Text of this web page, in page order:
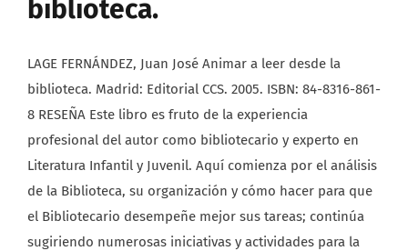
biblioteca.
LAGE FERNÁNDEZ, Juan José Animar a leer desde la
biblioteca. Madrid: Editorial CCS. 2005. ISBN: 84-8316-861-
8 RESEÑA Este libro es fruto de la experiencia
profesional del autor como bibliotecario y experto en
Literatura Infantil y Juvenil. Aquí comienza por el análisis
de la Biblioteca, su organización y cómo hacer para que
el Bibliotecario desempeñe mejor sus tareas; continúa
sugiriendo numerosas iniciativas y actividades para la